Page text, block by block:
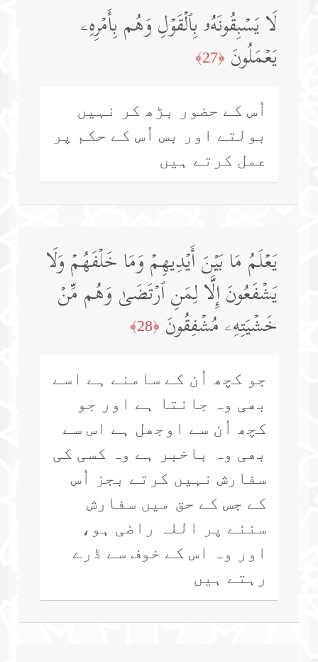
لَا یَسۡبِقُونَهُۥ بِٱلۡقَوۡلِ وَهُم بِأَمۡرِهِۦ
یَعۡمَلُونَ ﴿27﴾
اُس کے حضور بڑھ کر نہیں
بولتے اور بس اُس کے حکم پر
عمل کرتے ہیں
یَعۡلَمُ مَا بَیۡنَ أَیۡدِیهِمۡ وَمَا خَلۡفَهُمۡ وَلَا
یَشۡفَعُونَ إِلَّا لِمَنِ ٱرۡتَضَىٰ وَهُم مِّنۡ
خَشۡیَتِهِۦ مُشۡفِقُونَ ﴿28﴾
جو کچھ اُن کے سامنے ہے اسے
بھی وہ جانتا ہے اور جو
کچھ اُن سے اوجھل ہے اس سے
بھی وہ باخبر ہے وہ کسی کی
سفارش نہیں کرتے بجز اُس
کے جس کے حق میں سفارش
سننے پر اللہ راضی ہو،
اور وہ اس کے خوف سے ڈرے
رہتے ہیں